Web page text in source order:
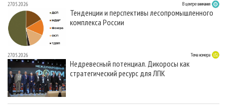
27.05.2026 В центре внимания
Тенденции и перспективы лесопромышленного
комплекса России
27.05.2026 Тема номера
Недревесный потенциал. Дикоросы как
стратегический ресурс для ЛПК